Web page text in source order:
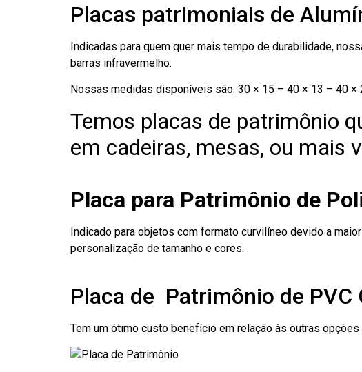
Placas patrimoniais de
Indicadas para quem quer mais tempo de durabilidade,
barras infravermelho.
Nossas medidas disponíveis são: 30 × 15 – 40 × 13 – 40
Temos placas de patrimônio
em cadeiras, mesas, ou mais
Placa para Patrimônio de
Indicado para objetos com formato curvilíneo devido a
personalização de tamanho e cores.
Placa de Patrimônio de PVC
Tem um ótimo custo benefício em relação às outras